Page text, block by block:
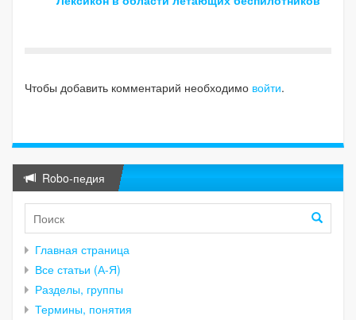
Чтобы добавить комментарий необходимо войти.
Robo-педия
Главная страница
Все статьи (А-Я)
Разделы, группы
Термины, понятия